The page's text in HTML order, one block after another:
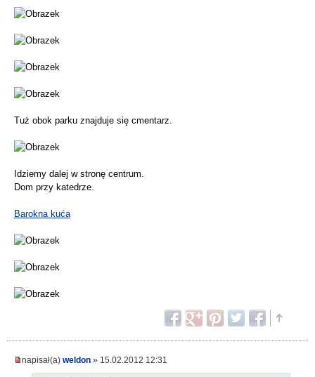
Tuż obok parku znajduje się cmentarz.
Idziemy dalej w stronę centrum.
Dom przy katedrze.
Barokna kuća
napisał(a) weldon » 15.02.2012 12:31